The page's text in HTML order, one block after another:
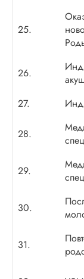
25.
26.
27.
28.
29.
30.
31.